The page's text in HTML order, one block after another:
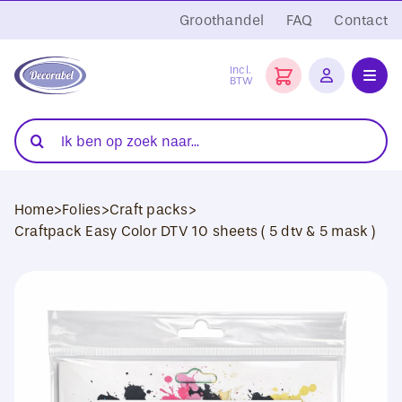
naar
inhoud
Groothandel FAQ Contact
Incl.
BTW
Folies
Transferpersen
Blanco Textiel
Hobby Artikelen
DTF Transfers
Zoeken
naar:
Home>Folies>Craft packs>
Craftpack Easy Color DTV 10 sheets ( 5 dtv & 5 mask )